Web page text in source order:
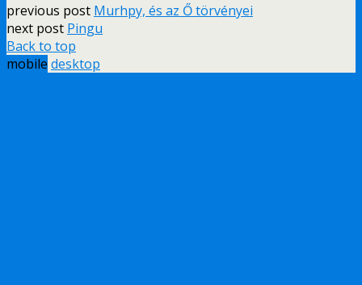
previous post Murhpy, és az Ő törvényei
next post Pingu
Back to top
mobile desktop